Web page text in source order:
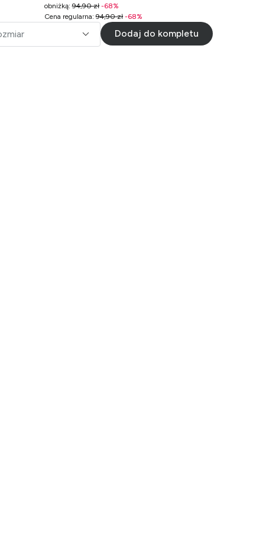
obniżką:94,90 zł-68%
Cena regularna:94,90 zł-68%
Dodaj do kompletu